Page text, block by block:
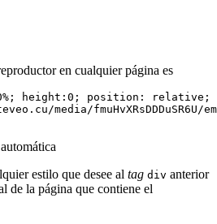
en cualquier página es
height:0; position: relative;
media/
estilo que desee al tag div anterior
de la página que contiene el